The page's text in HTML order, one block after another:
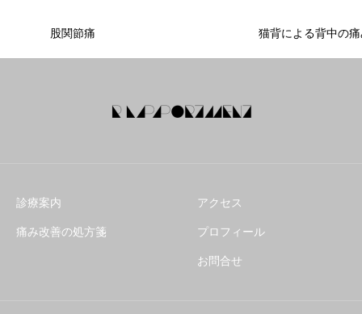
股関節痛 猫背による背中の痛み
診療案内
痛み改善の処方箋
アクセス
プロフィール
お問合せ